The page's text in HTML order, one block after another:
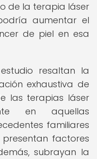
de la terapia láser
aumentar el
de piel en esa
resaltan la
exhaustiva de
las terapias láser
en aquellas
familiares
factores
subrayan la